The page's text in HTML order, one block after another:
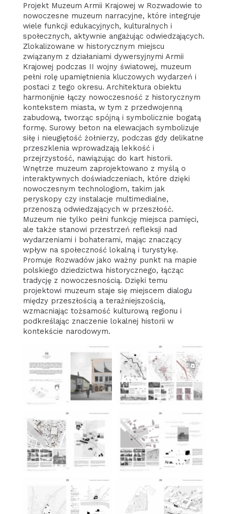
Projekt Muzeum Armii Krajowej w Rozwadowie to
nowoczesne muzeum narracyjne, które integruje
wiele funkcji edukacyjnych, kulturalnych i
społecznych, aktywnie angażując odwiedzających.
Zlokalizowane w historycznym miejscu
związanym z działaniami dywersyjnymi Armii
Krajowej podczas II wojny światowej, muzeum
pełni rolę upamiętnienia kluczowych wydarzeń i
postaci z tego okresu. Architektura obiektu
harmonijnie łączy nowoczesność z historycznym
kontekstem miasta, w tym z przedwojenną
zabudową, tworząc spójną i symbolicznie bogatą
formę. Surowy beton na elewacjach symbolizuje
siłę i nieugiętość żołnierzy, podczas gdy delikatne
przeszklenia wprowadzają lekkość i
przejrzystość, nawiązując do kart historii.
Wnętrze muzeum zaprojektowano z myślą o
interaktywnych doświadczeniach, które dzięki
nowoczesnym technologiom, takim jak
peryskopy czy instalacje multimedialne,
przenoszą odwiedzających w przeszłość.
Muzeum nie tylko pełni funkcję miejsca pamięci,
ale także stanowi przestrzeń refleksji nad
wydarzeniami i bohaterami, mając znaczący
wpływ na społeczność lokalną i turystykę.
Promuje Rozwadów jako ważny punkt na mapie
polskiego dziedzictwa historycznego, łącząc
tradycję z nowoczesnością. Dzięki temu
projektowi muzeum staje się miejscem dialogu
między przeszłością a teraźniejszością,
wzmacniając tożsamość kulturową regionu i
podkreślając znaczenie lokalnej historii w
kontekście narodowym.